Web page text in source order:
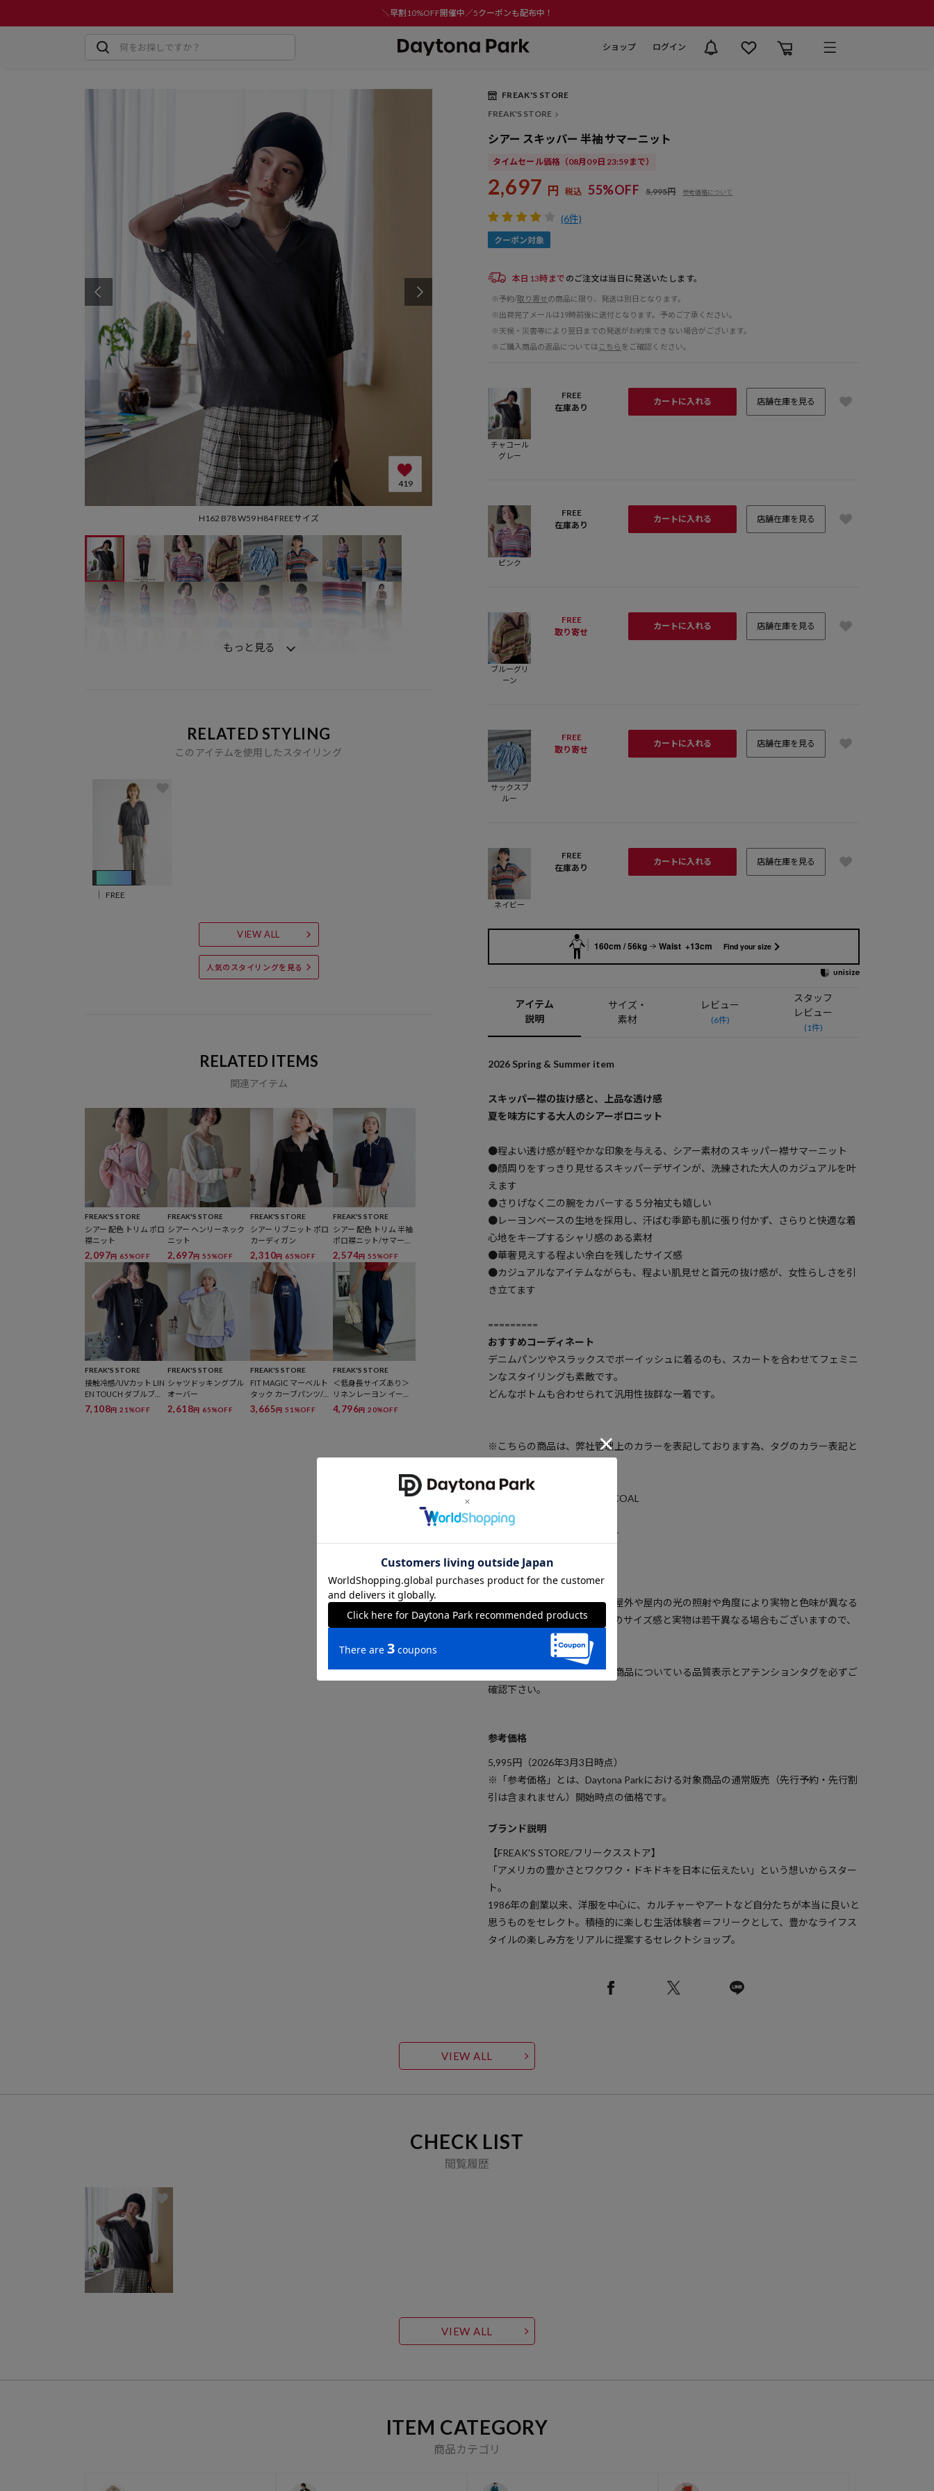
＼早割10%OFF開催中／5クーポンも配布中！
ショップ ログイン
H162 B78 W59 H84 FREEサイズ
419
もっと見る
RELATED STYLING
このアイテムを使用したスタイリング
FREE
VIEW ALL
人気のスタイリングを見る
RELATED ITEMS
関連アイテム
FREAK'S STORE
シアー 配色 トリム ポロ
襟ニット
2,097円 65%OFF
FREAK'S STORE
シアー ヘンリーネック
ニット
2,697円 55%OFF
FREAK'S STORE
シアー リブニット ポロ
カーディガン
2,310円 65%OFF
FREAK'S STORE
シアー 配色 トリム 半袖
ポロ襟ニット/サマーニ
ット
2,574円 55%OFF
FREAK'S STORE
接触冷感/UVカット LIN
EN TOUCH ダブルブレ
スト半袖ジャケット
7,108円 21%OFF
FREAK'S STORE
シャツドッキングプル
オーバー
2,618円 65%OFF
FREAK'S STORE
FIT MAGIC マーベルト
タック カーブパンツ/タ
ックカーブデニム
3,665 円 51%OFF
FREAK'S STORE
＜低身長サイズあり＞
リネンレーヨン イージ
ーパンツ/コットンイー
ジーパンツ
4,796円 20%OFF
FREAK'S STORE
FREAK'S STORE
シアー スキッパー 半袖 サマーニット
タイムセール価格（08月09日 23:59まで）
2,697 円 税込 55%OFF 5,995円 参考価格について
(6件)
本日13時まで のご注文は当日に発送いたします。
※予約/取り寄せの商品に限り、発送は別日となります。
※出荷完了メールは19時前後に送付となります。予めご了承ください。
※天候・災害等により翌日までの発送がお約束できない場合がございます。
※ご購入商品の返品については こちら をご確認ください。
チャコール
グレー
FREE
在庫あり
カートに入れる 店舗在庫を見る
ピンク
FREE
在庫あり
カートに入れる 店舗在庫を見る
ブルーグリ
ーン
FREE
取り寄せ
カートに入れる 店舗在庫を見る
サックスブ
ルー
FREE
取り寄せ
カートに入れる 店舗在庫を見る
ネイビー
FREE
在庫あり
カートに入れる 店舗在庫を見る
160cm / 56kg Waist +13cm Find your size
アイテム
説明
サイズ・
素材
レビュー
(6件)
スタッフ
レビュー
(1件)
2026 Spring & Summer item
スキッパー襟の抜け感と、上品な透け感
夏を味方にする大人のシアーポロニット
●程よい透け感が軽やかな印象を与える、シアー素材のスキッパー襟サマーニット
●顔周りをすっきり見せるスキッパーデザインが、洗練された大人のカジュアルを叶
えます
●さりげなく二の腕をカバーする５分袖丈も嬉しい
●レーヨンベースの生地を採用し、汗ばむ季節も肌に張り付かず、さらりと快適な着
心地をキープするシャリ感のある素材
●華奢見えする程よい余白を残したサイズ感
●カジュアルなアイテムながらも、程よい肌見せと首元の抜け感が、女性らしさを引
き立てます
=========
おすすめコーディネート
デニムパンツやスラックスでボーイッシュに着るのも、スカートを合わせてフェミニ
ンなスタイリングも素敵です。
どんなボトムも合わせられて汎用性抜群な一着です。
※こちらの商品は、弊社管理上のカラーを表記しております為、タグのカラー表記と
異なる記載となっております。
【サイト表記：タグ表記】
・チャコールグレー：CHARCOAL
・ピンク：PINKマルチ
・ブルーグリーン：PISマルチ
・ネイビー：ネイビーマルチ
※掲載画像の商品の色味は、屋外や屋内の光の照射や角度により実物と色味が異なる
場合がございます。また表示のサイズ感と実物は若干異なる場合もございますので、
予めご了承ください。
※着用、お取り扱いの際は、商品についている品質表示とアテンションタグを必ずご
確認下さい。
参考価格
5,995円（2026年3月3日時点）
※「参考価格」とは、Daytona Parkにおける対象商品の通常販売（先行予約・先行割
引は含まれません）開始時点の価格です。
ブランド説明
【FREAK'S STORE/フリークスストア】
「アメリカの豊かさとワクワク・ドキドキを日本に伝えたい」という想いからスター
ト。
1986年の創業以来、洋服を中心に、カルチャーやアートなど自分たちが本当に良いと
思うものをセレクト。積極的に楽しむ生活体験者＝フリークとして、豊かなライフス
タイルの楽しみ方をリアルに提案するセレクトショップ。
VIEW ALL
CHECK LIST
閲覧履歴
VIEW ALL
ITEM CATEGORY
商品カテゴリ